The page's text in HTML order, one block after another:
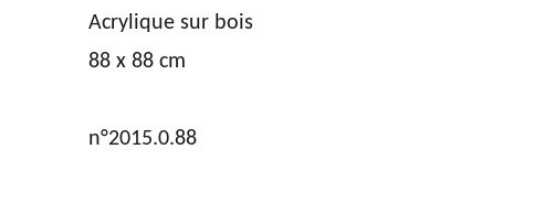
Acrylique sur bois
88 x 88 cm
n°2015.0.88